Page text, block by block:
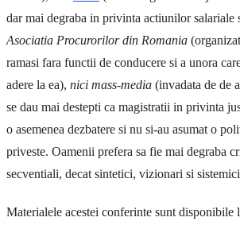
dar mai degraba in privinta actiunilor salariale
Asociatia Procurorilor din Romania
ramasi fara functii de conducere si a unora
adere la ea), nici mass-media (invadata de de
se dau mai destepti ca magistratii in privinta
o asemenea dezbatere si nu si-au asumat o
priveste. Oamenii prefera sa fie mai degraba
secventiali, decat sintetici, vizionari si
Materialele acestei conferinte sunt disponibile